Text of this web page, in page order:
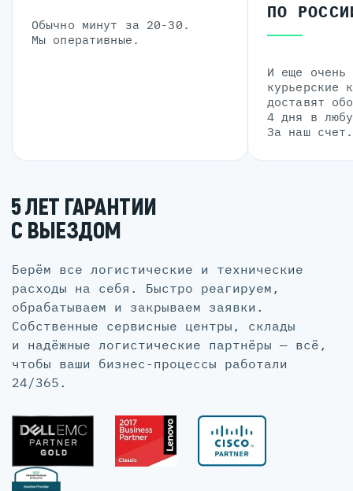
Обычно минут за 20-30.
Мы оперативные.
ПО
И еще очень
курьерские
доставят
4 дня в
За наш счет.
5 ЛЕТ ГАРАНТИИ
С ВЫЕЗДОМ
Берём все логистические и технические
расходы на себя. Быстро реагируем,
обрабатываем и закрываем заявки.
Собственные сервисные центры, склады
и надёжные логистические партнёры — всё,
чтобы ваши бизнес-процессы работали
24/365.